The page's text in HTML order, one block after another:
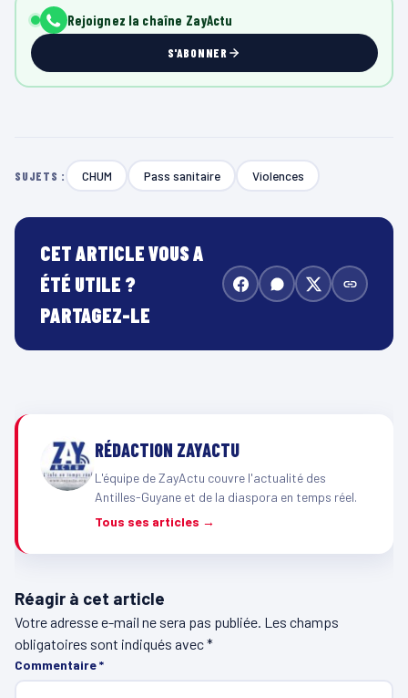
Rejoignez la chaîne ZayActu
S'ABONNER
SUJETS : CHUM Pass sanitaire Violences
CET ARTICLE VOUS A
ÉTÉ UTILE ?
PARTAGEZ-LE
RÉDACTION ZAYACTU
L'équipe de ZayActu couvre l'actualité des
Antilles-Guyane et de la diaspora en temps réel.
Tous ses articles →
Réagir à cet article
Votre adresse e-mail ne sera pas publiée. Les champs
obligatoires sont indiqués avec*
Commentaire*